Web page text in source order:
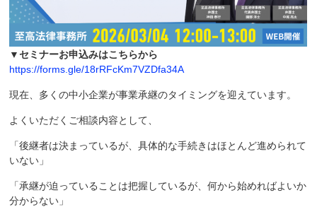
▼セミナーお申込みはこちらから
https://forms.gle/18rRFcKm7VZDfa34A
現在、多くの中小企業が事業承継のタイミングを迎えています。
よくいただくご相談内容として、
「後継者は決まっているが、具体的な手続きはほとんど進められて
いない」
「承継が迫っていることは把握しているが、何から始めればよいか
分からない」